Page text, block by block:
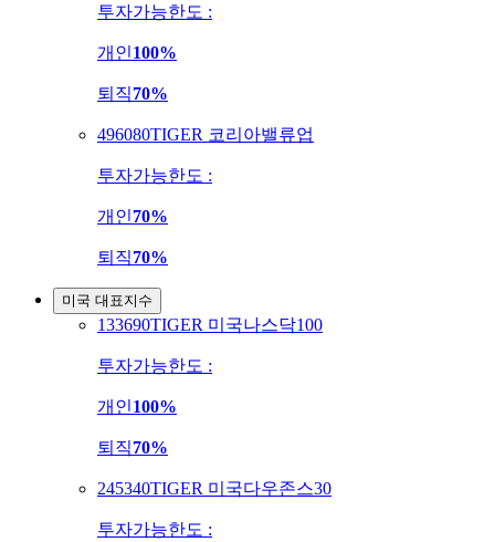
투자가능한도 :
개인100%
퇴직70%
496080TIGER 코리아밸류업
투자가능한도 :
개인70%
퇴직70%
미국 대표지수
133690TIGER 미국나스닥100
투자가능한도 :
개인100%
퇴직70%
245340TIGER 미국다우존스30
투자가능한도 :